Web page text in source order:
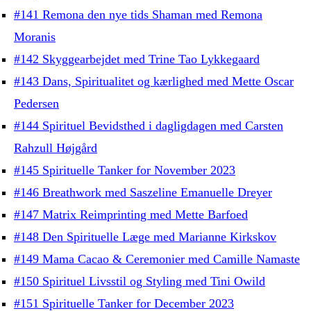
#141 Remona den nye tids Shaman med Remona
Moranis
#142 Skyggearbejdet med Trine Tao Lykkegaard
#143 Dans, Spiritualitet og kærlighed med Mette Oscar
Pedersen
#144 Spirituel Bevidsthed i dagligdagen med Carsten
Rahzull Højgård
#145 Spirituelle Tanker for November 2023
#146 Breathwork med Saszeline Emanuelle Dreyer
#147 Matrix Reimprinting med Mette Barfoed
#148 Den Spirituelle Læge med Marianne Kirkskov
#149 Mama Cacao & Ceremonier med Camille Namaste
#150 Spirituel Livsstil og Styling med Tini Owild
#151 Spirituelle Tanker for December 2023